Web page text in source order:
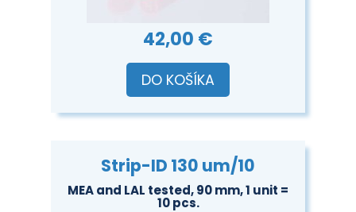
42,00 €
DO KOŠÍKA
Strip-ID 130 um/10
MEA and LAL tested, 90 mm, 1 unit =
10 pcs.